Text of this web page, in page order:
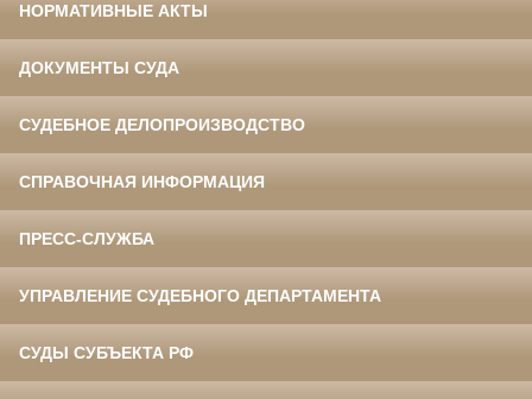
НОРМАТИВНЫЕ АКТЫ
ДОКУМЕНТЫ СУДА
СУДЕБНОЕ ДЕЛОПРОИЗВОДСТВО
СПРАВОЧНАЯ ИНФОРМАЦИЯ
ПРЕСС-СЛУЖБА
УПРАВЛЕНИЕ СУДЕБНОГО ДЕПАРТАМЕНТА
СУДЫ СУБЪЕКТА РФ